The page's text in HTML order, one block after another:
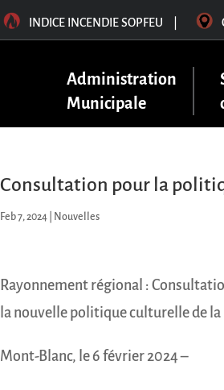
INDICE INCENDIE SOPFEU
Administration
Municipale
Consultation pour la
Feb 7, 2024 Nouvelles
Rayonnement régional :
la nouvelle politique culturelle de la
Mont-Blanc, le 6 février 2024 –